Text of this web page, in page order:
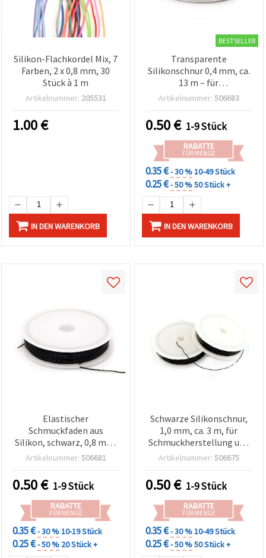
Silikon-Flachkordel Mix, 7
Farben, 2 x 0,8 mm, 30
Stück à 1 m
Artikelnummer: 205531
1.00€
IN DEN WARENKORB
BESTSELLER
Transparente
Silikonschnur 0,4 mm, ca.
13 m – für
Schmuckherstellung &
Artikelnummer: 506683
0.50€ 1-9 Stück
RABATTE
FÜR MENGE
0.35 €- 30 %10-49 Stück
0.25 €- 50 %50 Stück +
IN DEN WARENKORB
Elastischer
Schmuckfaden aus
Silikon, schwarz, 0,8 mm,
ca. 5,6 m
Artikelnummer: 506681
0.50€ 1-9 Stück
RABATTE
FÜR MENGE
0.35 €- 30 %10-19 Stück
0.25 €- 50 % 20 Stück +
Schwarze Silikonschnur,
1,0 mm, ca. 3 m, für
Schmuckherstellung und
Basteln
Artikelnummer: 506675
0.50€ 1-9 Stück
RABATTE
FÜR MENGE
0.35 €- 30 %10-49 Stück
0.25 €- 50 %50 Stück +